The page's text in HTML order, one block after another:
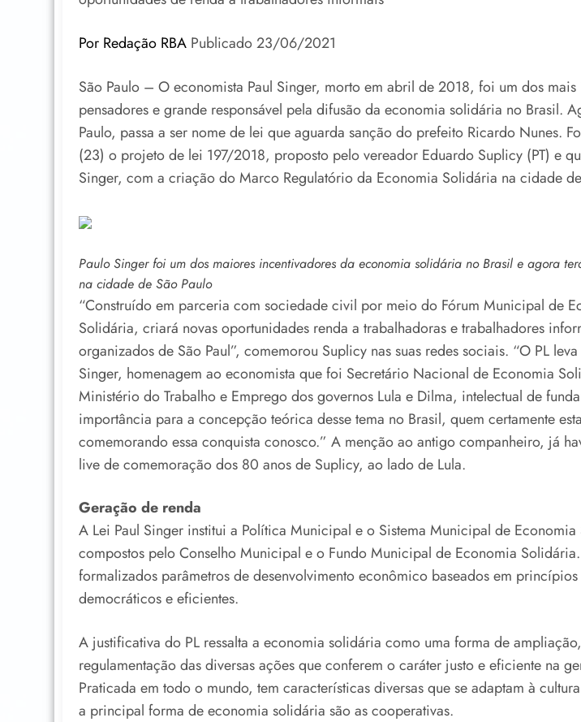
Por Redação RBA Publicado 23/06/2021
São Paulo – O economista Paul Singer, morto em abril de 2018, foi um dos mais
pensadores e grande responsável pela difusão da economia solidária no Brasil.
Paulo, passa a ser nome de lei que aguarda sanção do prefeito Ricardo Nunes.
(23) o projeto de lei 197/2018, proposto pelo vereador Eduardo Suplicy (PT) e
Singer, com a criação do Marco Regulatório da Economia Solidária na cidade
Paulo Singer foi um dos maiores incentivadores da economia solidária no Brasil e agora
na cidade de São Paulo
“Construído em parceria com sociedade civil por meio do Fórum Municipal de
Solidária, criará novas oportunidades renda a trabalhadoras e trabalhadores
organizados de São Paul”, comemorou Suplicy nas suas redes sociais. “O PL
Singer, homenagem ao economista que foi Secretário Nacional de Economia
Ministério do Trabalho e Emprego dos governos Lula e Dilma, intelectual de
importância para a concepção teórica desse tema no Brasil, quem certamente
comemorando essa conquista conosco.” A menção ao antigo companheiro, já
live de comemoração dos 80 anos de Suplicy, ao lado de Lula.
Geração de renda
A Lei Paul Singer institui a Política Municipal e o Sistema Municipal de
compostos pelo Conselho Municipal e o Fundo Municipal de Economia
formalizados parâmetros de desenvolvimento econômico baseados em princípios
democráticos e eficientes.
A justificativa do PL ressalta a economia solidária como uma forma de
regulamentação das diversas ações que conferem o caráter justo e eficiente na
Praticada em todo o mundo, tem características diversas que se adaptam à
a principal forma de economia solidária são as cooperativas.